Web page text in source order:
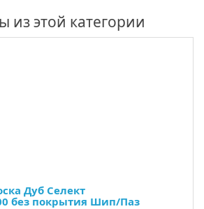
из этой категории
Дуб Селект
без покрытия Шип/Паз